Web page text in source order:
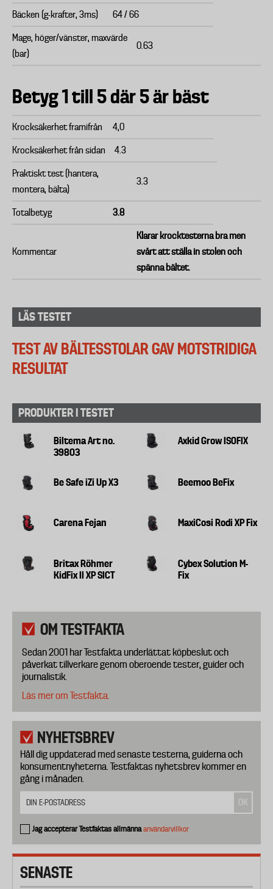
Bäcken (g-krafter, 3ms) 64 / 66
Mage, höger/vänster, maxvärde
(bar)
0.63
Betyg 1 till 5 där 5 är bäst
Krocksäkerhet framifrån 4,0
Krocksäkerhet från sidan 4.3
Praktiskt test (hantera,
montera, bälta)
3.3
Totalbetyg 3.8
Kommentar
Klarar krocktesterna bra men
svårt att ställa in stolen och
spänna bältet.
LÄS TESTET
TEST AV BÄLTESSTOLAR GAV MOTSTRIDIGA
RESULTAT
PRODUKTER I TESTET
Biltema Art no.
39803
Axkid Grow ISOFIX
Be Safe iZi Up X3 Beemoo BeFix
Carena Fejan MaxiCosi Rodi XP Fix
Britax Röhmer
KidFix II XP SICT
Cybex Solution M-
Fix
OM TESTFAKTA
Sedan 2001 har Testfakta underlättat köpbeslut och
påverkat tillverkare genom oberoende tester, guider och
journalistik.
Läs mer om Testfakta.
NYHETSBREV
Håll dig uppdaterad med senaste testerna, guiderna och
konsumentnyheterna. Testfaktas nyhetsbrev kommer en
gång i månaden.
Jag accepterar Testfaktas allmännaanvändarvillkor
SENASTE